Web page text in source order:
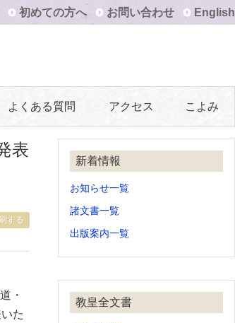
初めての方へ お問い合わせ English
よくある質問 アクセス こよみ
表
する
・
た
新着情報
お知らせ一覧
諸文書一覧
出版案内一覧
教皇全文書